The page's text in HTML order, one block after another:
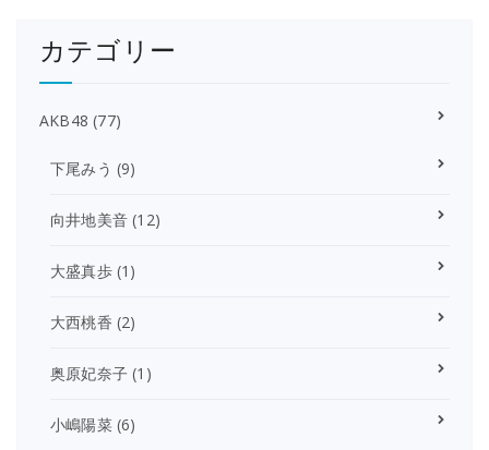
カテゴリー
AKB48 (77)
下尾みう (9)
向井地美音 (12)
大盛真歩(1)
大西桃香 (2)
奥原妃奈子 (1)
小嶋陽菜(6)